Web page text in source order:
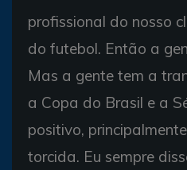
profissional do nosso
do futebol. Então a
Mas a gente tem a
a Copa do Brasil e a
positivo,
torcida. Eu sempre